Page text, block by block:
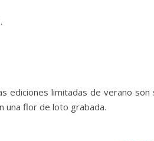
ediciones limitadas de verano
una flor de loto grabada.